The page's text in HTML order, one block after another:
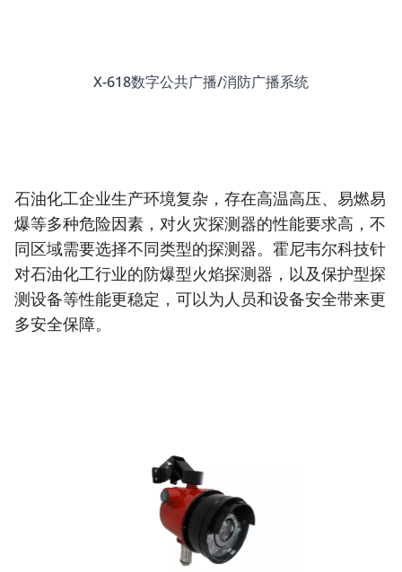
X-618数字公共广播/消防广播系统
石油化工企业生产环境复杂，存在高温高压、易燃易
爆等多种危险因素，对火灾探测器的性能要求高，不
同区域需要选择不同类型的探测器。霍尼韦尔科技针
对石油化工行业的防爆型火焰探测器，以及保护型探
测设备等性能更稳定，可以为人员和设备安全带来更
多安全保障。